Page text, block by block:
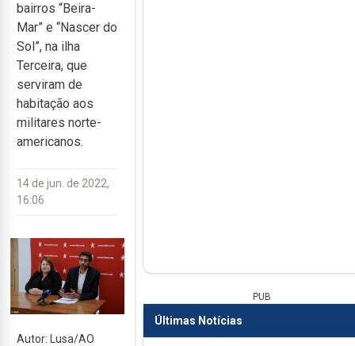
bairros “Beira-
Mar” e “Nascer do
Sol”, na ilha
Terceira, que
serviram de
habitação aos
militares norte-
americanos.
14 de jun. de 2022,
16:06
Autor: Lusa/AO
PUB
Últimas Notícias